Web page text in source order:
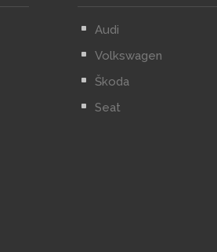
^ Audi
^ Volkswagen
^ Škoda
^ Seat